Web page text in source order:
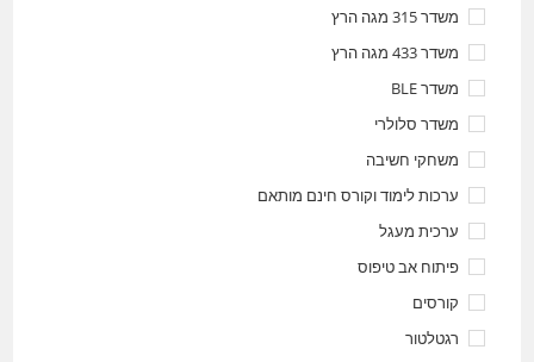
משדר 315 מגה הרץ
משדר 433 מגה הרץ
משדר BLE
משדר סלולרי
משחקי חשיבה
ערכות לימוד וקורס חינם מותאם
ערכית מעגל
פיתוח אב טיפוס
קורסים
רגטלטור